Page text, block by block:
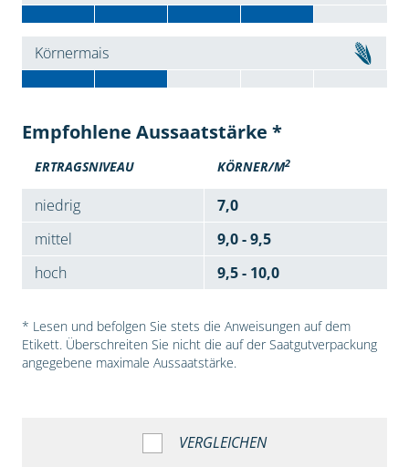
Körnermais
Empfohlene Aussaatstärke *
ERTRAGSNIVEAU KÖRNER/M2
niedrig
7,0
mittel
9,0 - 9,5
hoch
9,5 - 10,0
* Lesen und befolgen Sie stets die Anweisungen auf dem
Etikett. Überschreiten Sie nicht die auf der Saatgutverpackung
angegebene maximale Aussaatstärke.
VERGLEICHEN